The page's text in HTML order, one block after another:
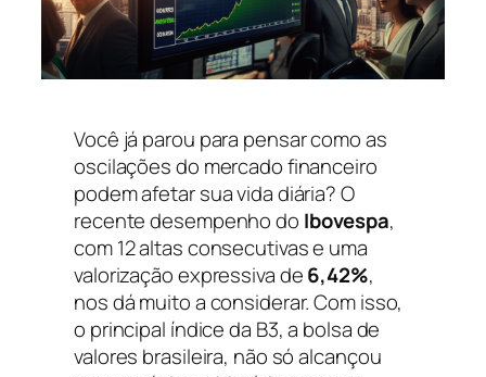
Você já parou para pensar como as
oscilações do mercado financeiro
podem afetar sua vida diária? O
recente desempenho do Ibovespa,
com 12 altas consecutivas e uma
valorização expressiva de6,42%,
nos dá muito a considerar. Com isso,
o principal índice da B3, a bolsa de
valores brasileira, não só alcançou